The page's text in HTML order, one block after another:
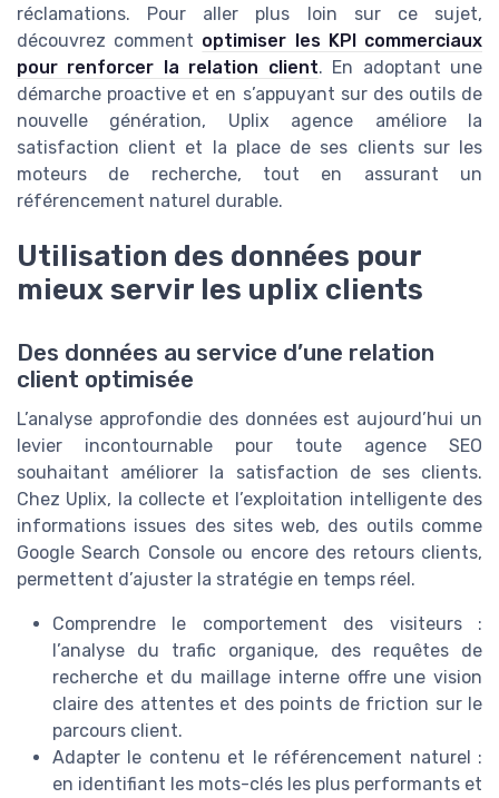
réclamations. Pour aller plus loin sur ce sujet,
découvrez comment optimiser les KPI commerciaux
pour renforcer la relation client. En adoptant une
démarche proactive et en s’appuyant sur des outils de
nouvelle génération, Uplix agence améliore la
satisfaction client et la place de ses clients sur les
moteurs de recherche, tout en assurant un
référencement naturel durable.
Utilisation des données pour
mieux servir les uplix clients
Des données au service d’une relation
client optimisée
L’analyse approfondie des données est aujourd’hui un
levier incontournable pour toute agence SEO
souhaitant améliorer la satisfaction de ses clients.
Chez Uplix, la collecte et l’exploitation intelligente des
informations issues des sites web, des outils comme
Google Search Console ou encore des retours clients,
permettent d’ajuster la stratégie en temps réel.
Comprendre le comportement des visiteurs :
l’analyse du trafic organique, des requêtes de
recherche et du maillage interne offre une vision
claire des attentes et des points de friction sur le
parcours client.
Adapter le contenu et le référencement naturel :
en identifiant les mots-clés les plus performants et